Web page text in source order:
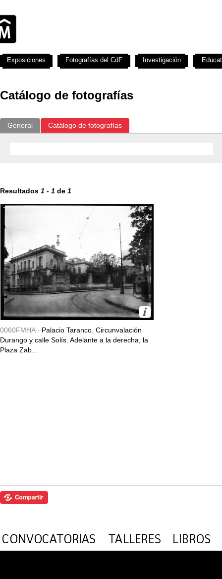
Catálogo de fotografías
General Catálogo de fotografías
Resultados 1 - 1 de 1
0060FMHA - Palacio Taranco. Circunvalación
Durango y calle Solís. Adelante a la derecha, la
Plaza Zab...
Exposiciones Fotografías del CdF Investigación